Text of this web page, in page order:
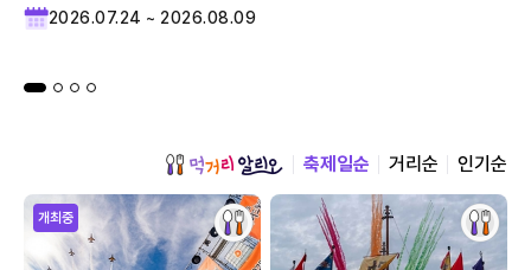
2026.07.24 ~ 2026.08.09
축제일순 거리순 인기순
개최중